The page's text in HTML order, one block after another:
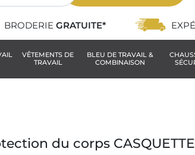
BRODERIE GRATUITE*
VÊTEMENTS DE
TRAVAIL
BLEU DE TRAVAIL &
COMBINAISON
du corps